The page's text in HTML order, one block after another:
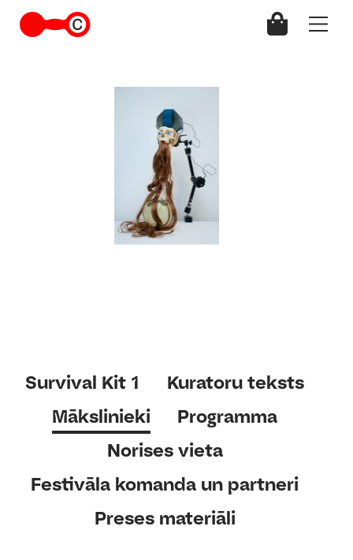
Survival Kit 1
Kuratoru teksts
Mākslinieki
Programma
Norises vieta
Festivāla komanda un partneri
Preses materiāli